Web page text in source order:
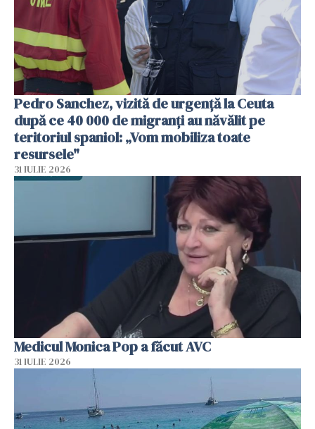
Pedro Sanchez, vizită de urgență la Ceuta
după ce 40 000 de migranți au năvălit pe
teritoriul spaniol: „Vom mobiliza toate
resursele"
31 IULIE 2026
Medicul Monica Pop a făcut AVC
31 IULIE 2026